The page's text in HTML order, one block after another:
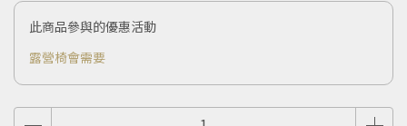
此商品參與的優惠活動
露營椅會需要